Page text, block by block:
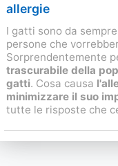
allergie
I gatti sono da
persone che
Sorprendentemente
trascurabile della
gatti. Cosa causa
minimizzare il suo
tutte le risposte che